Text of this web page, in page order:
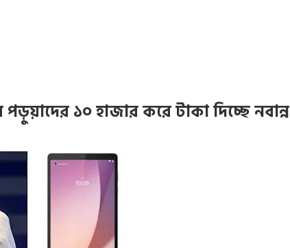
১০ হাজার করে টাকা দিচ্ছে নবান্ন